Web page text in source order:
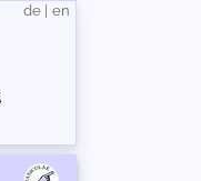
de en